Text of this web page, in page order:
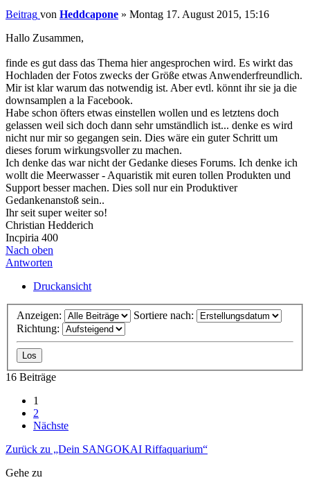
Beitrag von Heddcapone » Montag 17. August 2015, 15:16
Hallo Zusammen,
finde es gut dass das Thema hier angesprochen wird. Es wirkt das
Hochladen der Fotos zwecks der Größe etwas Anwenderfreundlich.
Mir ist klar warum das notwendig ist. Aber evtl. könnt ihr sie ja die
downsamplen a la Facebook.
Habe schon öfters etwas einstellen wollen und es letztens doch
gelassen weil sich doch dann sehr umständlich ist... denke es wird
nicht nur mir so gegangen sein. Dies wäre ein guter Schritt um
dieses forum wirkungsvoller zu machen.
Ich denke das war nicht der Gedanke dieses Forums. Ich denke ich
wollt die Meerwasser - Aquaristik mit euren tollen Produkten und
Support besser machen. Dies soll nur ein Produktiver
Gedankenanstoß sein..
Ihr seit super weiter so!
Christian Hedderich
Incpiria 400
Nach oben
Antworten
Druckansicht
Anzeigen:
Sortiere nach:
Richtung:
16 Beiträge
1
2
Nächste
Zurück zu „Dein SANGOKAI Riffaquarium“
Gehe zu